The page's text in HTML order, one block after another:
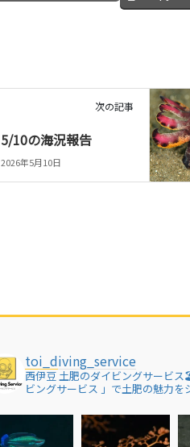
次の記事
5/10の海況報告
2026年5月10日
toi_diving_service
西伊豆 土肥のダイビングサービ
ビングサービス 」で土肥の魅力を